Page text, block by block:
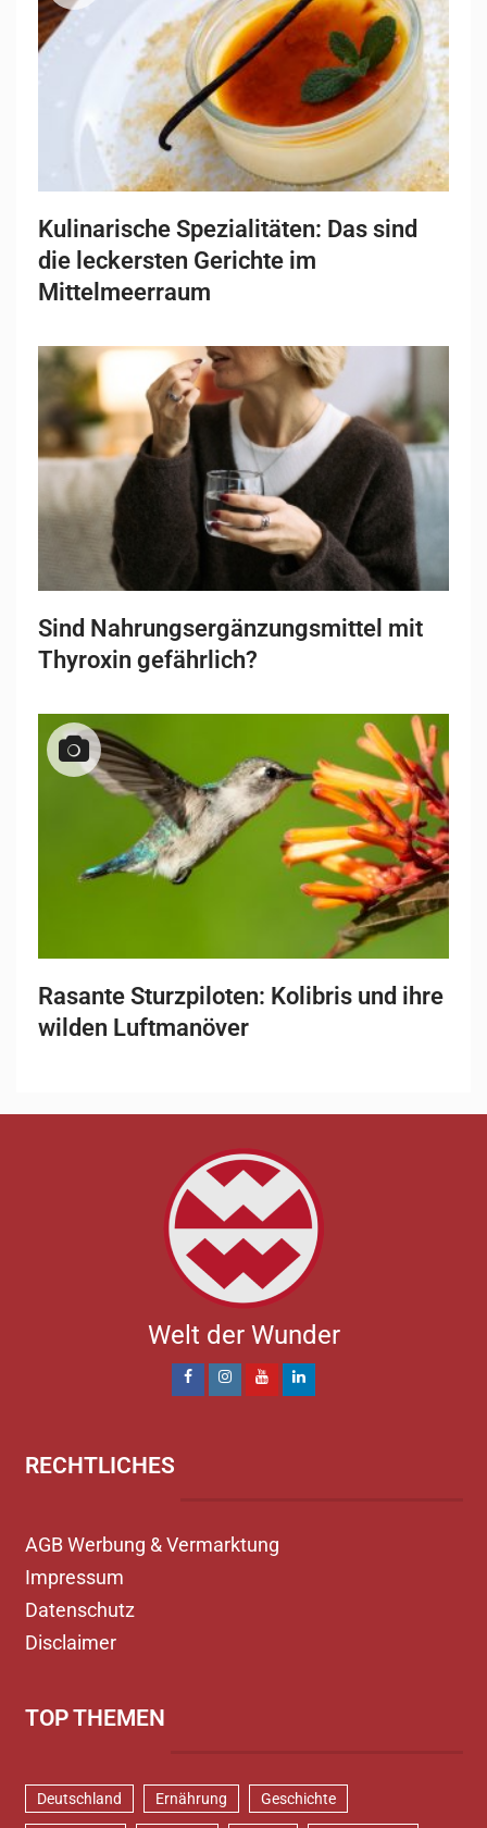
Kulinarische Spezialitäten: Das sind
die leckersten Gerichte im
Mittelmeerraum
Sind Nahrungsergänzungsmittel mit
Thyroxin gefährlich?
Rasante Sturzpiloten: Kolibris und ihre
wilden Luftmanöver
Welt der Wunder
RECHTLICHES
AGB Werbung & Vermarktung
Impressum
Datenschutz
Disclaimer
TOP THEMEN
Deutschland Ernährung Geschichte